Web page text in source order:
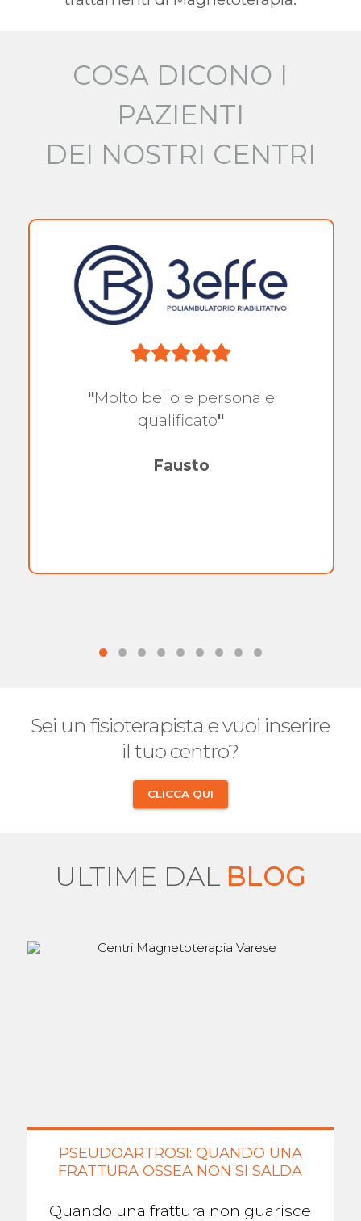
COSA DICONO I
PAZIENTI
DEI NOSTRI CENTRI
"Molto bello e personale
qualificato"
Fausto
Sei un fisioterapista e vuoi inserire
il tuo centro?
CLICCA QUI
ULTIME DAL BLOG
PSEUDOARTROSI: QUANDO UNA
FRATTURA OSSEA NON SI SALDA
Quando una frattura non guarisce